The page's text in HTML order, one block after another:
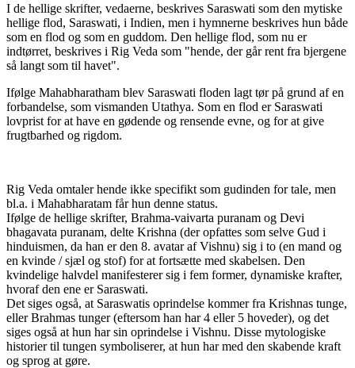
I de hellige skrifter, vedaerne, beskrives Saraswati som den mytiske
hellige flod, Saraswati, i Indien, men i hymnerne beskrives hun både
som en flod og som en guddom. Den hellige flod, som nu er
indtørret, beskrives i Rig Veda som "hende, der går rent fra bjergene
så langt som til havet".
Ifølge Mahabharatham blev Saraswati floden lagt tør på grund af en
forbandelse, som vismanden Utathya. Som en flod er Saraswati
lovprist for at have en gødende og rensende evne, og for at give
frugtbarhed og rigdom.
Rig Veda omtaler hende ikke specifikt som gudinden for tale, men
bl.a. i Mahabharatam får hun denne status.
Ifølge de hellige skrifter, Brahma-vaivarta puranam og Devi
bhagavata puranam, delte Krishna (der opfattes som selve Gud i
hinduismen, da han er den 8. avatar af Vishnu) sig i to (en mand og
en kvinde / sjæl og stof) for at fortsætte med skabelsen. Den
kvindelige halvdel manifesterer sig i fem former, dynamiske krafter,
hvoraf den ene er Saraswati.
Det siges også, at Saraswatis oprindelse kommer fra Krishnas tunge,
eller Brahmas tunger (eftersom han har 4 eller 5 hoveder), og det
siges også at hun har sin oprindelse i Vishnu. Disse mytologiske
historier til tungen symboliserer, at hun har med den skabende kraft
og sprog at gøre.